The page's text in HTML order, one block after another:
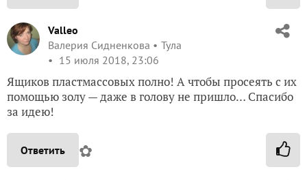
Valleo
Валерия Сидненкова
Тула
15 июля 2018, 23:06
Ящиков пластмассовых полно! А чтобы просеять с их
помощью золу — даже в голову не пришло… Спасибо
за идею!
Ответить ✿